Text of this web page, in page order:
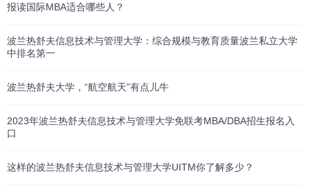
报读国际MBA适合哪些人？
波兰热舒夫信息技术与管理大学：综合规模与教育质量波兰私立大学
中排名第一
波兰热舒夫大学，“航空航天”有点儿牛
2023年波兰热舒夫信息技术与管理大学免联考MBA/DBA招生报名入
口
这样的波兰热舒夫信息技术与管理大学UITM你了解多少？